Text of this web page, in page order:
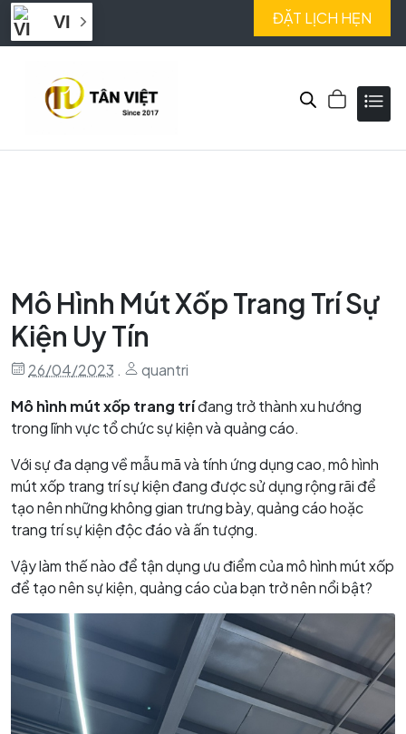
VI ĐẶT LỊCH HẸN
Mô Hình Mút Xốp Trang Trí Sự
Kiện Uy Tín
26/04/2023 .
quantri
Mô hình mút xốp trang tríđang trở thành xu hướng
trong lĩnh vực tổ chức sự kiện và quảng cáo.
Với sự đa dạng về mẫu mã và tính ứng dụng cao, mô hình
mút xốp trang trí sự kiện đang được sử dụng rộng rãi để
tạo nên những không gian trưng bày, quảng cáo hoặc
trang trí sự kiện độc đáo và ấn tượng.
Vậy làm thế nào để tận dụng ưu điểm của mô hình mút xốp
để tạo nên sự kiện, quảng cáo của bạn trở nên nổi bật?